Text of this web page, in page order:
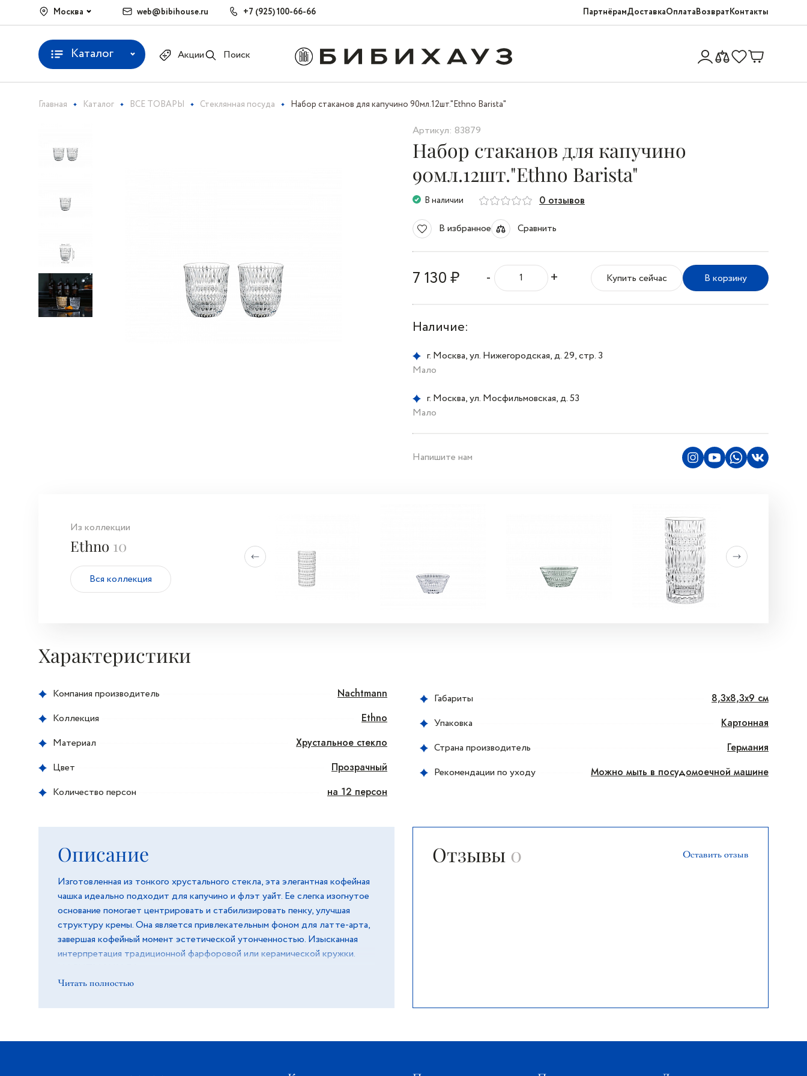
Москва web@bibihouse.ru +7 (925) 100-66-66 ПартнёрамДоставкаОплатаВозвратКонтакты
Каталог Акции Поиск
Главная Каталог ВСЕ ТОВАРЫ Стеклянная посуда Набор стаканов для капучино 90мл.12шт."Ethno Barista"
Артикул: 83879
Набор стаканов для капучино
90мл.12шт."Ethno Barista"
В наличии 0 отзывов
В избранное Сравнить
7 130 ₽ - + Купить сейчас В корзину
Наличие:
г. Москва, ул. Нижегородская, д. 29, стр. 3
Мало
г. Москва, ул. Мосфильмовская, д. 53
Мало
Напишите нам
Из коллекции
Ethno 10
Вся коллекция
Характеристики
Компания производитель
Nachtmann
Коллекция
Ethno
Материал
Хрустальное стекло
Цвет
Прозрачный
Количество персон
на 12 персон
Габариты
8,3x8,3x9 см
Упаковка
Картонная
Страна производитель
Германия
Рекомендации по уходу
Можно мыть в посудомоечной машине
Описание
Изготовленная из тонкого хрустального стекла, эта элегантная кофейная
чашка идеально подходит для капучино и флэт уайт. Ее слегка изогнутое
основание помогает центрировать и стабилизировать пенку, улучшая
структуру кремы. Она является привлекательным фоном для латте-арта,
завершая кофейный момент эстетической утонченностью. Изысканная
интерпретация традиционной фарфоровой или керамической кружки.
вдохновленную культурным наследием. С элементами современного стиля
современном ключе. Изготовленная из высококачественного хрустального
долговечностью. От стаканов и кофейных чашек до тарелок, мисок и
Читать полностью
Отзывы 0 Оставить отзыв